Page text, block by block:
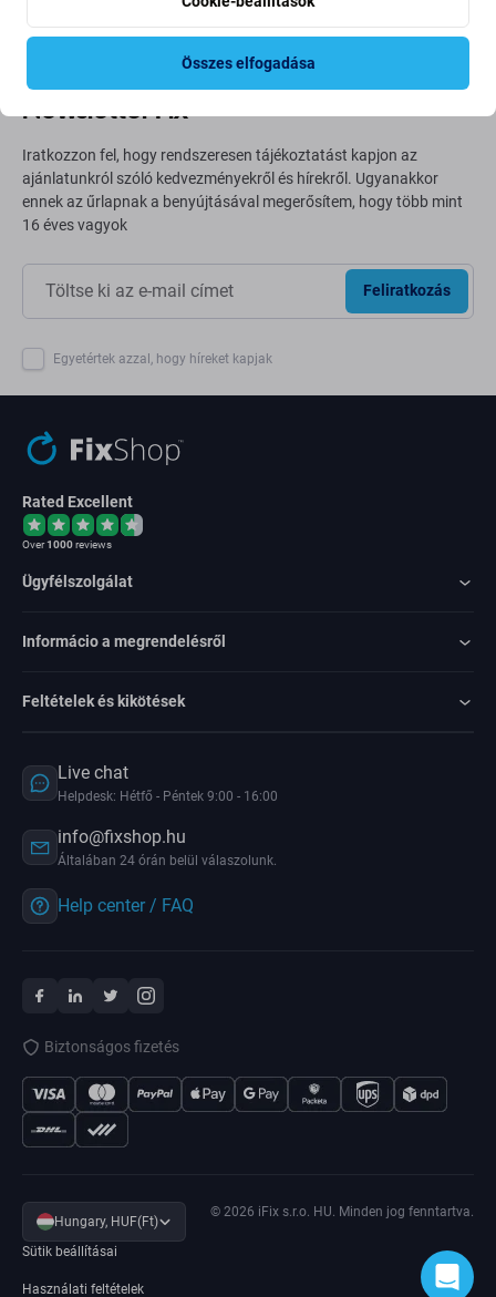
Newsletter Fix
Iratkozzon fel, hogy rendszeresen tájékoztatást kapjon az
ajánlatunkról szóló kedvezményekről és hírekről. Ugyanakkor
ennek az űrlapnak a benyújtásával megerősítem, hogy több mint
16 éves vagyok
Feliratkozás
Egyetértek azzal, hogy híreket kapjak
Rated Excellent
Over1000reviews
Ügyfélszolgálat
Informácio a megrendelésről
Feltételek és kikötések
Live chat
Helpdesk: Hétfő - Péntek 9:00 - 16:00
info@fixshop.hu
Általában 24 órán belül válaszolunk.
Help center / FAQ
Biztonságos fizetés
Hungary, HUF(Ft)
Sütik beállításai
Használati feltételek
© 2026 iFix s.r.o. HU. Minden jog fenntartva.
Összes elfogadása